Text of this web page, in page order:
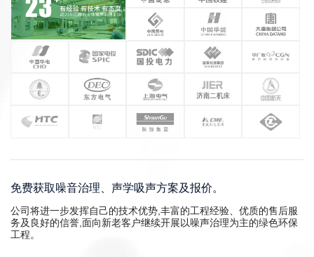
免费获取噪音治理、声学吸声方案及报价。
公司将进一步发挥自己的技术优势,丰富的工程经验、优质的售后服
务及良好的信誉,面向新老客户继续开展以噪声治理为主的绿色环保
工程。